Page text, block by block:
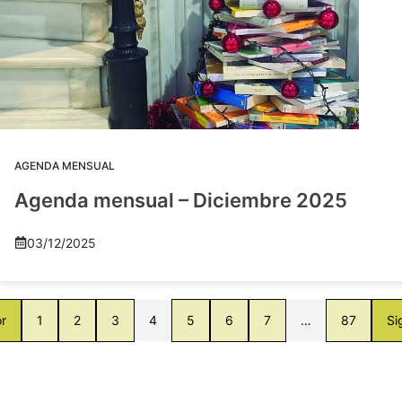
AGENDA MENSUAL
Agenda mensual – Diciembre 2025
03/12/2025
1 2 3 4 5 6 7 … 87